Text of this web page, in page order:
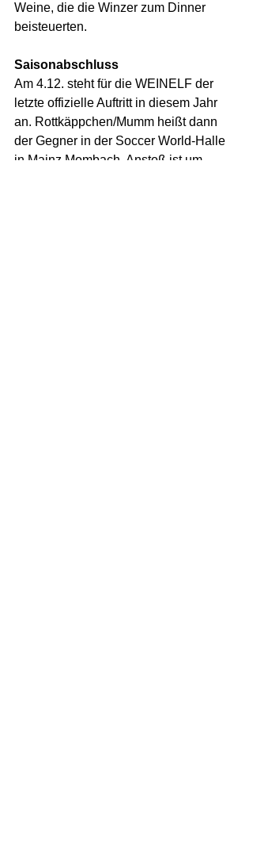
Weine, die die Winzer zum Dinner
beisteuerten.
Saisonabschluss
Am 4.12. steht für die WEINELF der
letzte offizielle Auftritt in diesem Jahr
an. Rottkäppchen/Mumm heißt dann
der Gegner in der Soccer World-Halle
in Mainz Mombach. Anstoß ist um